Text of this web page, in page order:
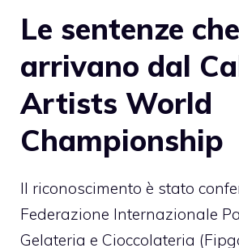
Le sentenze che
arrivano dal
Artists World
Championship
Il riconoscimento è stato
Federazione Internazionale
Gelateria e Cioccolateria